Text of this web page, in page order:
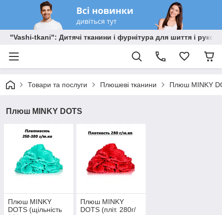
"Vashi-tkani": Дитячі тканини і фурнітура для шиття і
Товари та послуги Плюшеві тканини Плюш MINKY
Плюш MINKY DOTS
Плюш MINKY
DOTS (щільність
Плюш MINKY
DOTS (пліт. 280г/